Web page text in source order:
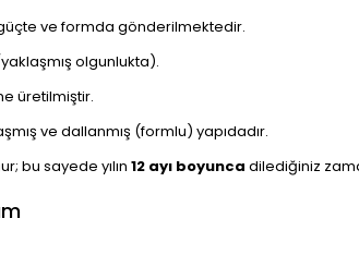
ve formda gönderilmektedir.
olgunlukta).
üretilmiştir.
ve dallanmış (formlu) yapıdadır.
bu sayede yılın 12 ayı boyunca dilediğiniz